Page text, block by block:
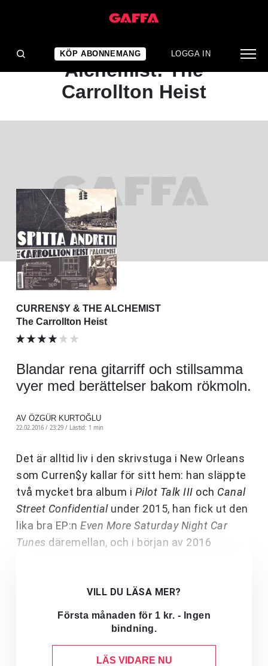
KÖP ABONNEMANG LOGGA IN
ALBUMRECENSION
Curren$y & The
Alchemist: The
Carrollton Heist
CURREN$Y & THE ALCHEMIST
The Carrollton Heist
Blandar rena gitarriff och stillsamma
vyer med berättelser bakom rökmoln.
AV ÖZGÜR KURTOĞLU
22.02.2016 / 23:29 / Lästid: 1 min
Det är alltid liv i den skrivstuga i New Orleans
som Curren$y kallar för sitt hem: han släppte
två mycket bra album i Pilot Talk III och Canal
Street Confidentialunder 2015, han fick ut den
lika bra EP:n Even More Saturday Night Car
Tunes däremellan, och i början av 2016
VILL DU LÄSA MER?
Första månaden för 1 kr. - Ingen
bindning.
LÄS VIDARE NU